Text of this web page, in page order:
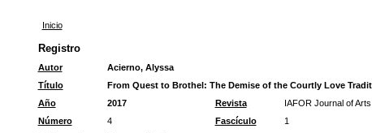
Inicio
Registro
Autor
Acierno, Alyssa
Título
From Quest to Brothel: The Demise of the Courtly Love
Año
2017 Revista IAFOR Journal of
Número
4 Fascículo 1